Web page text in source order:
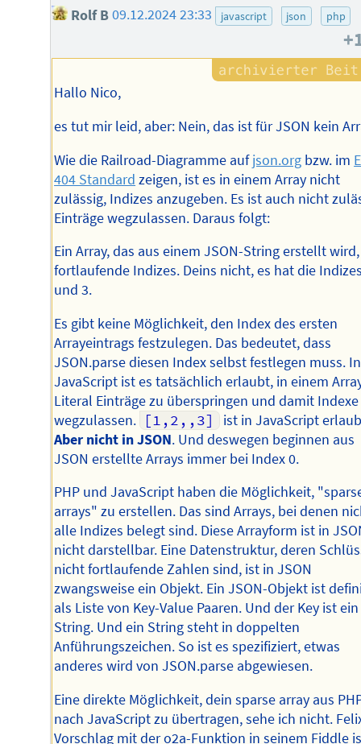
Rolf B09.12.2024 23:33 javascript json php
Hallo Nico,
es tut mir leid, aber: Nein, das ist für JSON kein
Wie die Railroad-Diagramme aufjson.org bzw. im
404 Standard zeigen, ist es in einem Array nicht
zulässig, Indizes anzugeben. Es ist auch nicht
Einträge wegzulassen. Daraus folgt:
Ein Array, das aus einem JSON-String erstellt
fortlaufende Indizes. Deins nicht, es hat die
und 3.
Es gibt keine Möglichkeit, den Index des ersten
Arrayeintrags festzulegen. Das bedeutet, dass
JSON.parse diesen Index selbst festlegen muss. In
JavaScript ist es tatsächlich erlaubt, in einem
Literal Einträge zu überspringen und damit Indexe
wegzulassen. [1,2,,3]
ist in JavaScript
Aber nicht in JSON. Und deswegen beginnen aus
JSON erstellte Arrays immer bei Index 0.
PHP und JavaScript haben die Möglichkeit,
arrays" zu erstellen. Das sind Arrays, bei denen
alle Indizes belegt sind. Diese Arrayform ist in
nicht darstellbar. Eine Datenstruktur, deren
nicht fortlaufende Zahlen sind, ist in JSON
zwangsweise ein Objekt. Ein JSON-Objekt ist
als Liste von Key-Value Paaren. Und der Key ist ein
String. Und ein String steht in doppelten
Anführungszeichen. So ist es spezifiziert, etwas
anderes wird von JSON.parse abgewiesen.
Eine direkte Möglichkeit, dein sparse array aus
nach JavaScript zu übertragen, sehe ich nicht.
Vorschlag mit der o2a-Funktion in seinem Fiddle